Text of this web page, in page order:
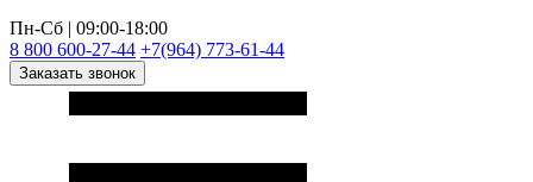
Пн-Сб | 09:00-18:00
8 800 600-27-44 +7(964) 773-61-44
Заказать звонок